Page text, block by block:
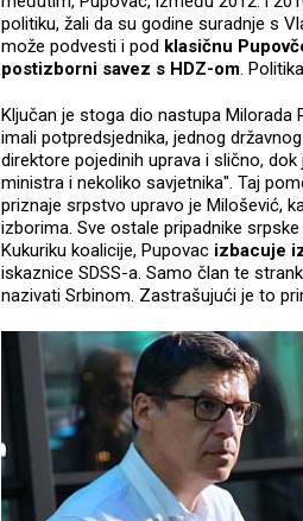
politiku, žali da su godine suradnje s
može podvesti i pod klasičnu
postizborni savez s HDZ-om.
Ključan je stoga dio nastupa
imali potpredsjednika, jednog
direktore pojedinih uprava i slično,
ministra i nekoliko savjetnika". Taj
priznaje srpstvo upravo je Milošević,
izborima. Sve ostale pripadnike
Kukuriku koalicije, Pupovac izbacuje
iskaznice SDSS-a. Samo član te
nazivati Srbinom. Zastrašujući je to